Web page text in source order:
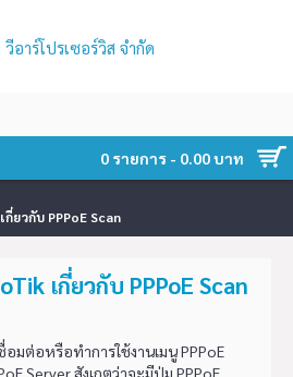
0 รายการ - 0.00 บาท
ยวกับ PPPoE Scan
เกี่ยวกับ PPPoE Scan
มต่อหรือทำการใช้งานเมนู PPPoE
Server สังเกตว่าจะมีปุ่ม PPPoE